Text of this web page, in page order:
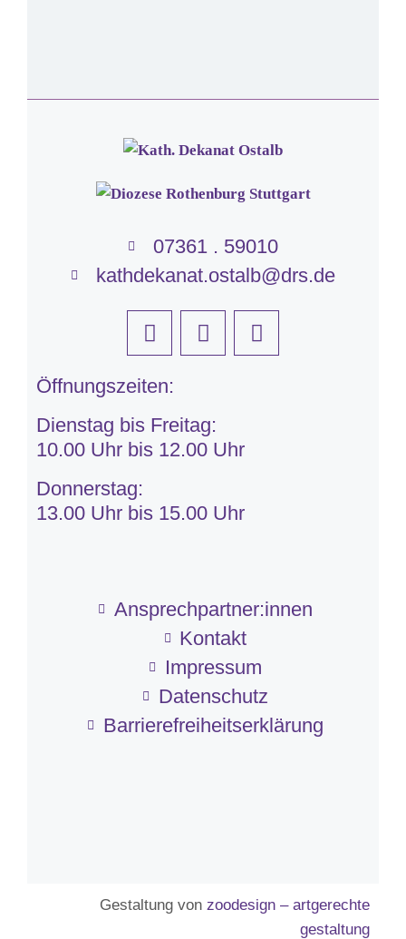
07361 . 59010
kathdekanat.ostalb@drs.de
Öffnungszeiten:
Dienstag bis Freitag:
10.00 Uhr bis 12.00 Uhr
Donnerstag:
13.00 Uhr bis 15.00 Uhr
Ansprechpartner:innen
Kontakt
Impressum
Datenschutz
Barriere­frei­heits­erklärung
Gestaltung von zoodesign – artgerechte
gestaltung